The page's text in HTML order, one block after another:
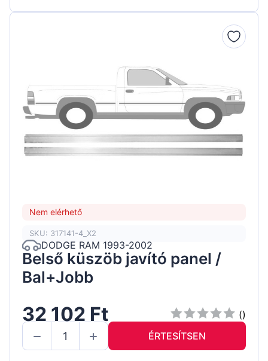
Nem elérhető
SKU: 317141-4_X2
DODGE RAM 1993-2002
Belső küszöb javító panel /
Bal+Jobb
32 102 Ft
()
ÉRTESÍTSEN